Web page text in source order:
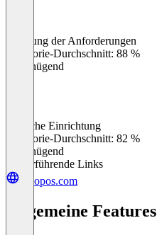
Erfüllung der Anforderungen
Kategorie-Durchschnitt: 88 %
Ungenügend
Einfache Einrichtung
Kategorie-Durchschnitt: 82 %
Ungenügend
Weiterführende Links
woopos.com
Allgemeine Features